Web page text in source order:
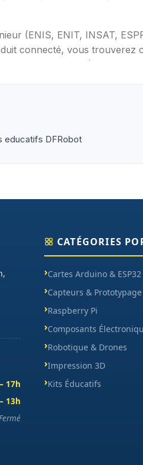
(ENIS, ENIT, INSAT,
connecté, vous trouverez
programmables (Arduino,
educatifs DFRobot
17h
13h
CATÉGORIES
Cartes Arduino & ESP32
Capteurs & Prototypage
Raspberry Pi
Composants
Robotique & Drones
Impression 3D
Kits Éducatifs